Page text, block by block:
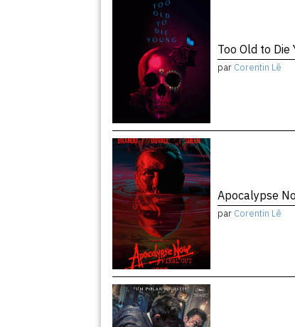
Too Old to Die
par Corentin Lê
Apocalypse
par Corentin Lê